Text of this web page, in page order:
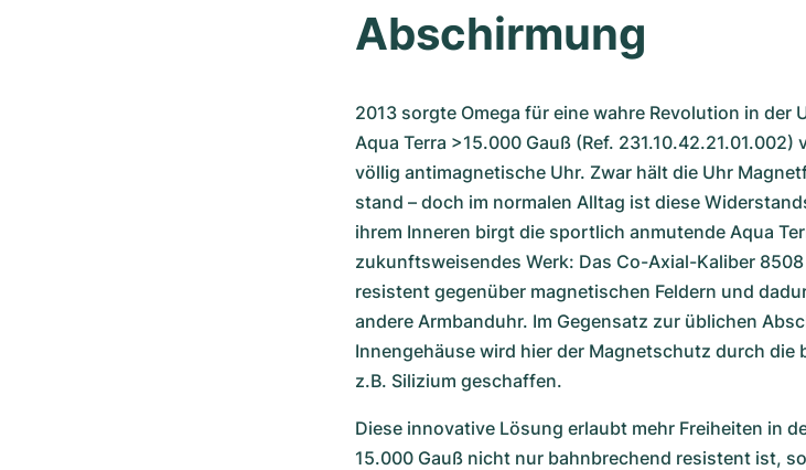
Abschirmung
2013 sorgte Omega für eine wahre Revolution in der
Aqua Terra >15.000 Gauß (Ref.
völlig antimagnetische Uhr. Zwar hält die Uhr
stand – doch im normalen Alltag ist diese
ihrem Inneren birgt die sportlich anmutende Aqua
zukunftsweisendes Werk: Das Co-Axial-Kaliber
resistent gegenüber magnetischen Feldern und
andere Armbanduhr. Im Gegensatz zur üblichen
Innengehäuse wird hier der Magnetschutz durch die
z.B. Silizium geschaffen.
Diese innovative Lösung erlaubt mehr Freiheiten in
15.000 Gauß nicht nur bahnbrechend resistent ist,